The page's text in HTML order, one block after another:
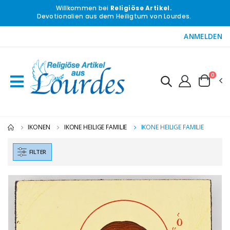
Willkommen bei Religiöse Artikel.
Devotionalien aus dem Heiligtum von Lourdes.
ANMELDEN
0
IKONEN IKONE HEILIGE FAMILIE IKONE HEILIGE FAMILIE
FILTER